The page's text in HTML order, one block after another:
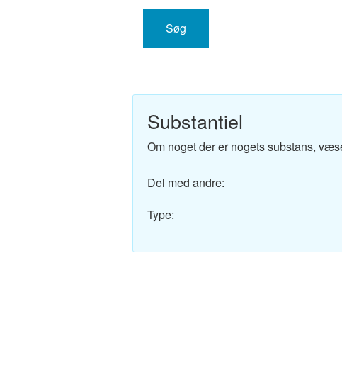
Substantiel
Om noget der er nogets substans,
Del med andre:
Type: